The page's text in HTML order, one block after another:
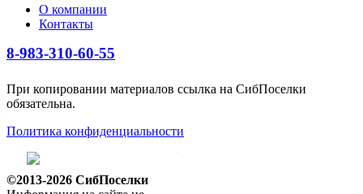
О компании
Контакты
8-983-310-60-55
При копировании материалов ссылка на СибПоселки
обязательна.
Политика конфиденциальности
©2013-2026 СибПоселки